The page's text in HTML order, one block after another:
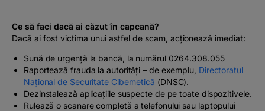
Ce să faci dacă ai căzut în capcană?
Dacă ai fost victima unui astfel de scam, acționează imediat:
Sună de urgență la bancă, la numărul 0264.308.055
Raportează frauda la autorități – de exemplu, Directoratul
Național de Securitate Cibernetică (DNSC).
Dezinstalează aplicațiile suspecte de pe toate dispozitivele.
Rulează o scanare completă a telefonului sau laptopului